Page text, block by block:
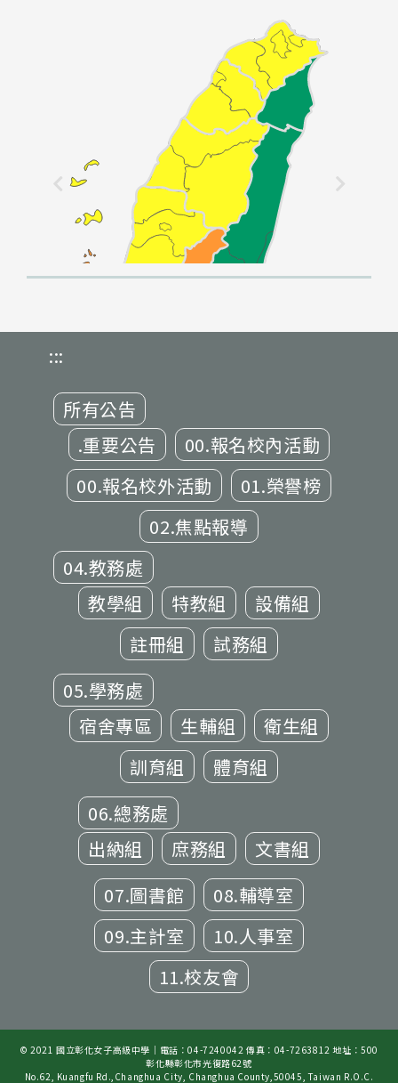
:::
所有公告
.重要公告
00.報名校內活動
00.報名校外活動
01.榮譽榜
02.焦點報導
04.教務處
教學組
特教組
設備組
註冊組
試務組
05.學務處
宿舍專區
生輔組
衛生組
訓育組
體育組
06.總務處
出納組
庶務組
文書組
07.圖書館
08.輔導室
09.主計室
10.人事室
11.校友會
© 2021 國立彰化女子高級中學｜電話：04-7240042 傳真：04-7263812 地址：500
彰化縣彰化市光復路62號
No.62, Kuangfu Rd.,Changhua City, Changhua County,50045, Taiwan R.O.C.